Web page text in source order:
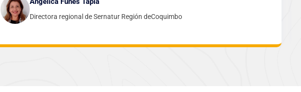
Directora regional de Sernatur Región deCoquimbo